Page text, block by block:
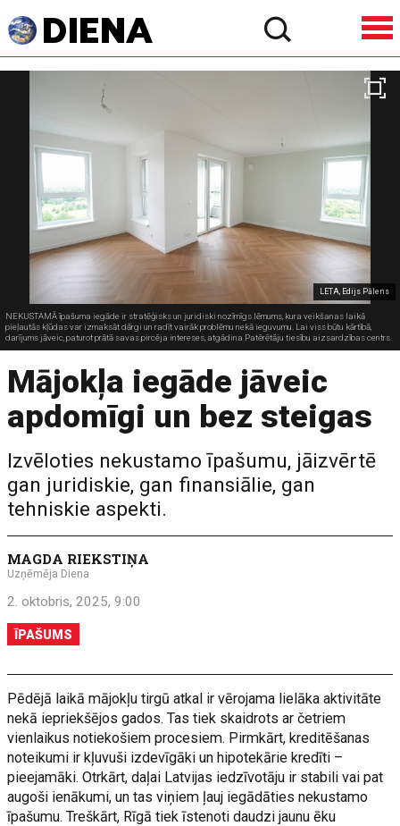
LETA, Edijs Pālens
NEKUSTAMĀ īpašuma iegāde ir stratēģisks un juridiski nozīmīgs lēmums, kura veikšanas laikā
pieļautās kļūdas var izmaksāt dārgi un radīt vairāk problēmu nekā ieguvumu. Lai viss būtu kārtībā,
darījums jāveic, paturot prātā savas pircēja intereses, atgādina Patērētāju tiesību aizsardzības centrs.
Mājokļa iegāde jāveic
apdomīgi un bez steigas
Izvēloties nekustamo īpašumu, jāizvērtē
gan juridiskie, gan finansiālie, gan
tehniskie aspekti.
MAGDA RIEKSTIŅA
Uzņēmēja Diena
2. oktobris, 2025, 9:00
ĪPAŠUMS
Pēdējā laikā mājokļu tirgū atkal ir vērojama lielāka aktivitāte
nekā iepriekšējos gados. Tas tiek skaidrots ar četriem
vienlaikus notiekošiem procesiem. Pirmkārt, kreditēšanas
noteikumi ir kļuvuši izdevīgāki un hipotekārie kredīti –
pieejamāki. Otrkārt, daļai Latvijas iedzīvotāju ir stabili vai pat
augoši ienākumi, un tas viņiem ļauj iegādāties nekustamo
īpašumu. Treškārt, Rīgā tiek īstenoti daudzi jaunu ēku